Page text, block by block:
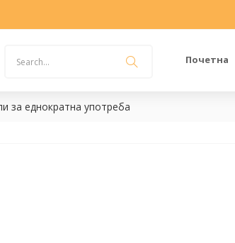
Почетна
за еднократна употреба